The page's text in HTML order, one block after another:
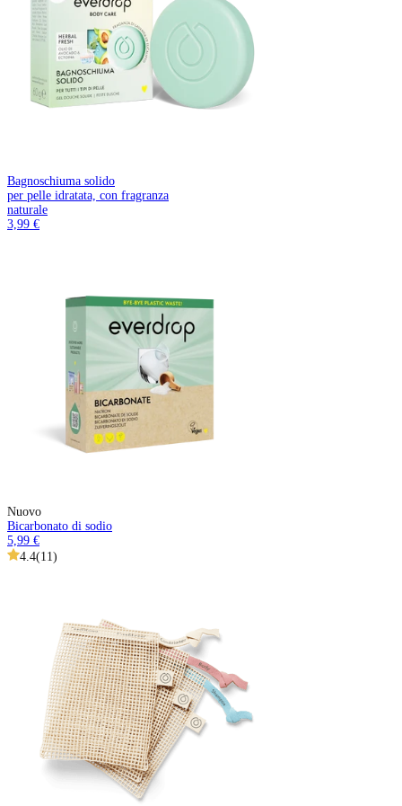
Bagnoschiuma solido
per pelle idratata, con fragranza
naturale
3,99 €
Nuovo
Bicarbonato di sodio
5,99 €
4.4(11)